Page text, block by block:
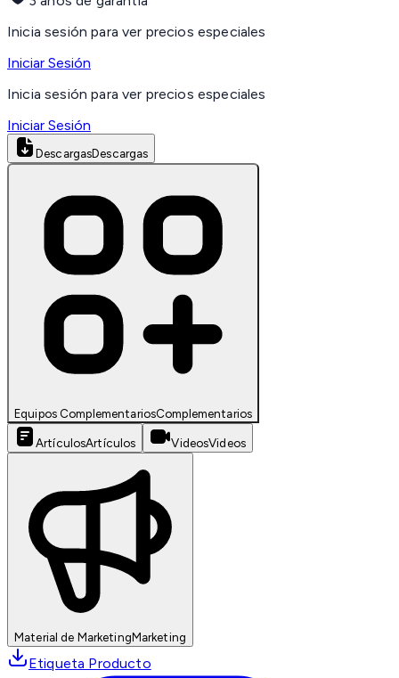
Inicia sesión para ver precios especiales
Iniciar Sesión
Inicia sesión para ver precios especiales
Iniciar Sesión
DescargasDescargas
Equipos ComplementariosComplementarios
ArtículosArtículos VideosVideos
Material de MarketingMarketing
Etiqueta Producto